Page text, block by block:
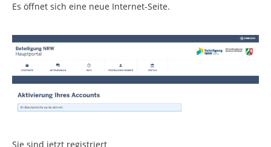
Es öffnet sich eine neue Internet-Seite.
Sie sind jetzt registriert